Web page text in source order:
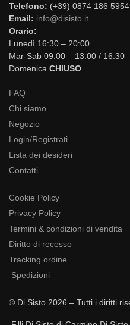
Telefono: (+39) 0874 186 5954
Email: info@disisto.it
Orario:
Lunedì 16:30 – 20:00
Mar-Sab 09:00 – 13:00 / 16:30
Domenica CHIUSO
FAQ
Chi siamo
Negozio
Login/Registrati
Lista dei desideri
Contatti
Cookie Policy
Privacy Policy
Termini & condizioni di vendita
Diritto di recesso
Tracking ordine
Spedizioni
© Di Sisto 2026 – Tutti i diritti